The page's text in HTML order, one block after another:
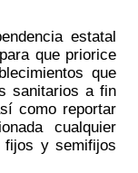
estatal
que priorice
que
sanitarios a fin
como reportar
cualquier
fijos y semifijos